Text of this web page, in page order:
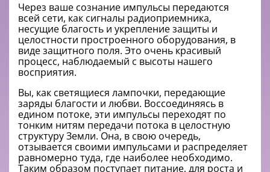
Через ваше сознание импульсы передаются
всей сети, как сигналы радиоприемника,
несущие благость и укрепление защиты и
целостности простроенного оборудования, в
виде защитного поля. Это очень красивый
процесс, наблюдаемый с высоты нашего
восприятия.
Вы, как светящиеся лампочки, передающие
заряды благости и любви. Воссоединяясь в
едином потоке, эти импульсы переходят по
тонким нитям передачи потока в целостную
структуру Земли. Она, в свою очередь,
отзывается своими импульсами и распределяет
равномерно туда, где наиболее необходимо.
Таким образом поступает питание, для роста и